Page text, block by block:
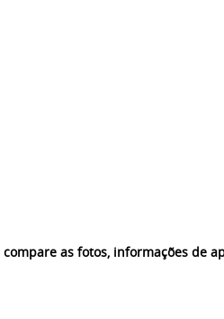
compare as fotos, informações de